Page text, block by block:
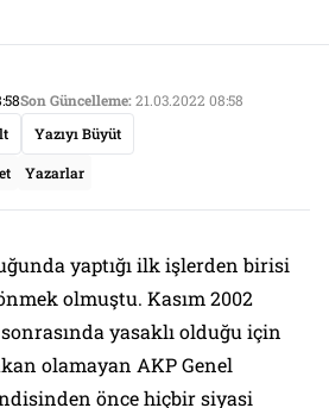
Son Güncelleme:21.03.2022 08:58
Yazıyı Büyüt
Yazarlar
yaptığı ilk işlerden birisi
olmuştu. Kasım 2002
yasaklı olduğu için
olamayan AKP Genel
önce hiçbir siyasi